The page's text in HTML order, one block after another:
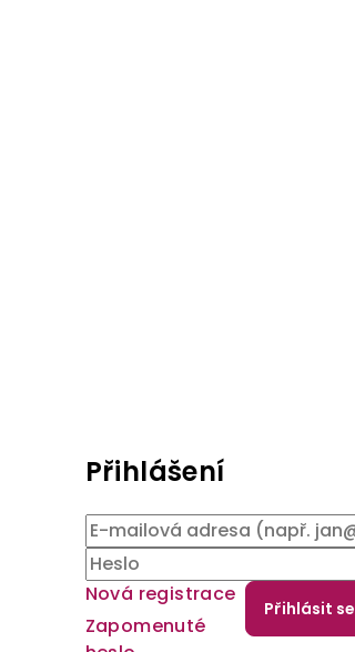
Přihlášení
Přihlásit se
Nová registrace
Zapomenuté